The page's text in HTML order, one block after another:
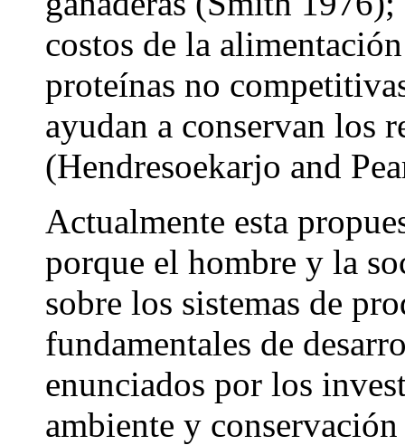
costos de la
proteínas no
ayudan a conservan los
(Hendresoekarjo and
Actualmente esta
porque el hombre y la
sobre los sistemas de
fundamentales de
enunciados por los
ambiente y